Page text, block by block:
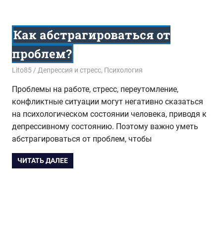
Как абстрагироваться от
проблем?
10.09.2018
Lito85 Депрессия и стресс, Психология
Проблемы на работе, стресс, переутомление,
конфликтные ситуации могут негативно сказаться
на психологическом состоянии человека, приводя к
депрессивному состоянию. Поэтому важно уметь
абстрагироваться от проблем, чтобы
ЧИТАТЬ ДАЛЕЕ